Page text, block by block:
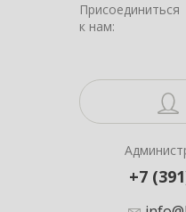
Присоединиться
к нам:
+7